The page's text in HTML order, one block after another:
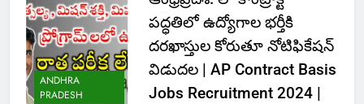
ANDHRA
PRADESH
పద్ధతిలో ఉద్యోగాల భర్తీకి
దరఖాస్తుల కోరుతూ నోటిఫికేషన్
విడుదల | AP Contract Basis
Jobs Recruitment 2024 |